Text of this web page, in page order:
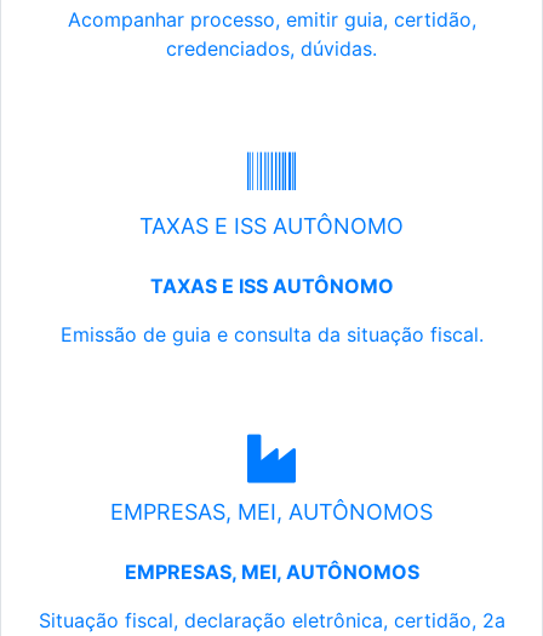
Acompanhar processo, emitir guia, certidão,
credenciados, dúvidas.
TAXAS E ISS AUTÔNOMO
TAXAS E ISS AUTÔNOMO
Emissão de guia e consulta da situação fiscal.
EMPRESAS, MEI, AUTÔNOMOS
EMPRESAS, MEI, AUTÔNOMOS
Situação fiscal, declaração eletrônica, certidão, 2a